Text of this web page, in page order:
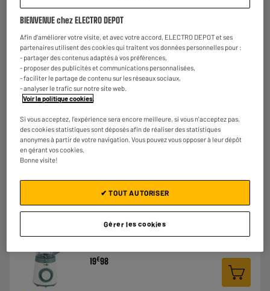
ARRIVAGE
★★★★★
★★★★★
1/5(1)
Comparer
Caractéristiques :
Bol : 4,3 L
Accessoires : Couvercle, fouet, crochet et
batteur
329€93
Payer en
LE PRIX BAS
Blender HIGH ONE HO-BLECO 500W
Type : Blender
19€98
BIENVENUE chez ELECTRO DEPOT
Afin d'améliorer votre visite, et avec votre accord, ELECTRO DEPOT et ses
partenaires utilisent des cookies qui traitent vos données personnelles pour :
- partager des contenus adaptés à vos préférences,
- proposer des publicités et communications personnalisées,
- faciliter le partage de contenu sur les réseaux sociaux,
- analyser le trafic sur notre site web.
Voir la politique cookies.
Si vous acceptez, l'expérience sera encore meilleure, si vous n'acceptez pas,
des cookies statistiques sont déposés afin de réaliser des statistiques
anonymes à partir de votre navigation. Vous pouvez vous opposer à leur dépôt
en gérant vos cookies.
Bonne visite!
Gérer les cookies
✔ TOUT AUTORISER